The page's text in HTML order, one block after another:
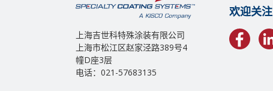
上海吉世科特殊涂装有限公司
上海市松江区赵家泾路389号4
幢D座3层
电话：021-57683135
欢迎关注